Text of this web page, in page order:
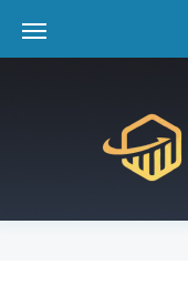
content